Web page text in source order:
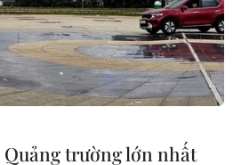
Mỹ
trường lớn nhất